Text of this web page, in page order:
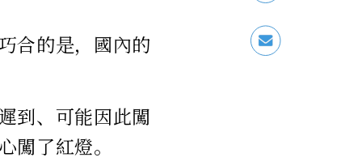
合的是，國內的
到、可能因此闖
了紅燈。